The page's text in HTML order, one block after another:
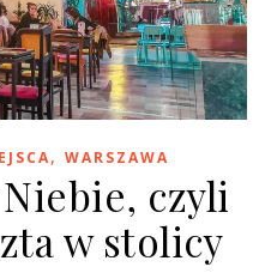
, WARSZAWA
czyli
w stolicy